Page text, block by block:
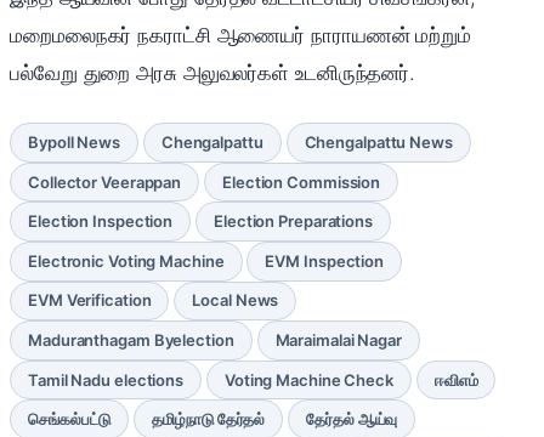
மறைமலைநகர் நகராட்சி ஆணையர் நாராயணன் மற்றும்
பல்வேறு துறை அரசு அலுவலர்கள் உடனிருந்தனர்.
Bypoll News Chengalpattu Chengalpattu News
Collector Veerappan Election Commission
Election Inspection Election Preparations
Electronic Voting Machine EVM Inspection
EVM Verification Local News
Maduranthagam Byelection Maraimalai Nagar
Tamil Nadu elections Voting Machine Check ஈவிஎம்
செங்கல்பட்டு தமிழ்நாடு தேர்தல் தேர்தல் ஆய்வு